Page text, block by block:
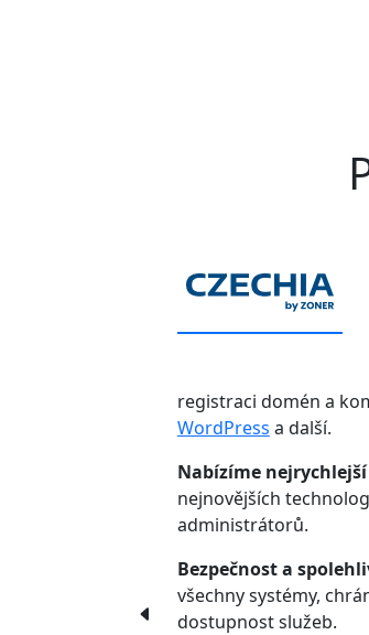
registraci domén a
WordPress a další.
Nabízíme nejrychlejší
nejnovějších
administrátorů.
Bezpečnost a
všechny systémy,
dostupnost služeb.